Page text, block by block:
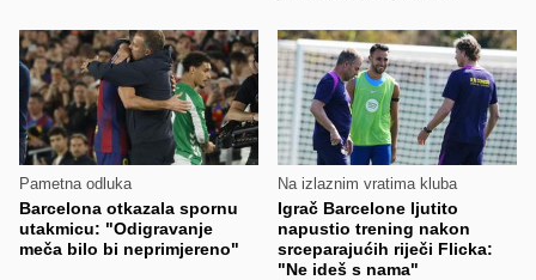
Pametna odluka
Barcelona otkazala spornu
utakmicu: "Odigravanje
meča bilo bi neprimjereno"
Na izlaznim vratima kluba
Igrač Barcelone ljutito
napustio trening nakon
srceparajućih riječi Flicka:
"Ne ideš s nama"